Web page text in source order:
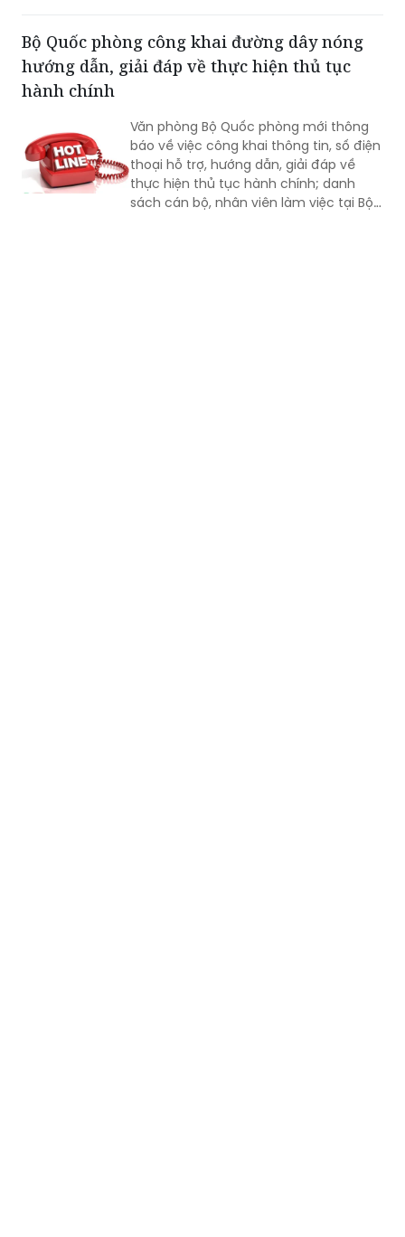
trực sẵn sàng chiến đấu, trực canh, đi
ca; tổ chức luyện tập các phương án...
Bộ Quốc phòng công khai đường dây nóng
hướng dẫn, giải đáp về thực hiện thủ tục
hành chính
Văn phòng Bộ Quốc phòng mới thông
báo về việc công khai thông tin, số điện
thoại hỗ trợ, hướng dẫn, giải đáp về
thực hiện thủ tục hành chính; danh
sách cán bộ, nhân viên làm việc tại Bộ